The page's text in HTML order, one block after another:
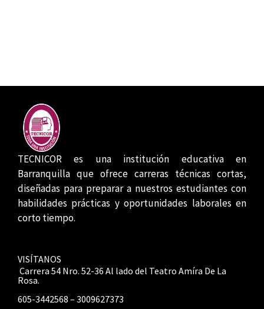
TECNICOR es una institución educativa en
Barranquilla que ofrece carreras técnicas cortas,
diseñadas para preparar a nuestros estudiantes con
habilidades prácticas y oportunidades laborales en
corto tiempo.
VISÍTANOS
Carrera 54 Nro. 52-36 Al lado del Teatro Amíra De La
Rosa.
605-3442568 – 3009627373